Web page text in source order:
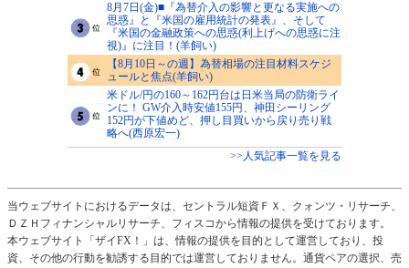
8月7日(金)■『為替介入の影響と更なる実施への
思惑』と『米国の雇用統計の発表』、そして
『米国の金融政策への思惑(利上げへの思惑に注
視)』に注目！(羊飼い)
【8月10日～の週】為替相場の注目材料スケジ
ュールと焦点(羊飼い)
米ドル/円の160～162円台は日米当局の防衛ライ
ンに！ GW介入時安値155円、神田シーリング
152円が下値めど、押し目買いから戻り売り戦
略へ(西原宏一)
>>人気記事一覧を見る
当ウェブサイトにおけるデータは、セントラル短資ＦＸ、クォンツ・リサーチ、
ＤＺＨフィナンシャルリサーチ、フィスコから情報の提供を受けております。
本ウェブサイト「ザイFX！」は、情報の提供を目的として運営しており、投
資、その他の行動を勧誘する目的では運営しておりません。通貨ペアの選択、売